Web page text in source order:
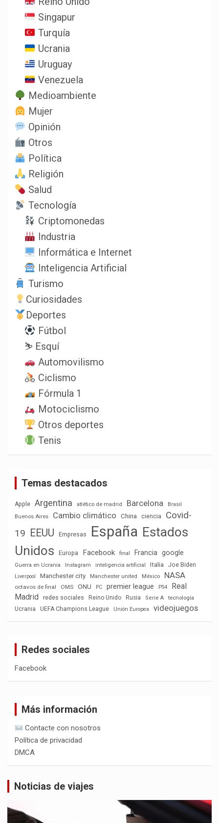
Singapur
Turquía
Ucrania
Uruguay
Venezuela
Medioambiente
Mujer
Opinión
Otros
Política
Religión
Salud
Tecnología
Criptomonedas
Industria
Informática e Internet
Inteligencia Artificial
Turismo
Curiosidades
Deportes
Fútbol
⛷️ Esquí
Automovilismo
Ciclismo
Fórmula 1
Motociclismo
Otros deportes
Tenis
Temas destacados
Apple Argentina atlético de madrid Barcelona
Brasil
Buenos Aires
Cambio climático China ciencia
Covid-
19
EEUU Empresas España Estados
Unidos
Europa Facebook final Francia google
Guerra en Ucrania Instagram inteligencia artificial Italia Joe Biden
Liverpool Manchester city Manchester united México NASA
octavos de final OMS ONU PC premier league PS4
Real
Madrid
redes sociales Reino Unido Rusia Serie A
tecnología
Ucrania
UEFA Champions League Unión Europea videojuegos
Redes sociales
Facebook
Más información
Contacte con nosotros
Política de privacidad
DMCA
Noticias de viajes